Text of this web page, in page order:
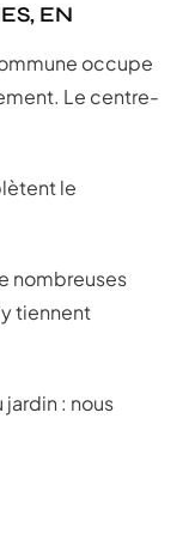
EN
occupe
Le centre-
le
nombreuses
tiennent
: nous